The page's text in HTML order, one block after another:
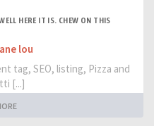
HERE IT IS. CHEW ON THIS
lou
tag, SEO, listing, Pizza and
[...]